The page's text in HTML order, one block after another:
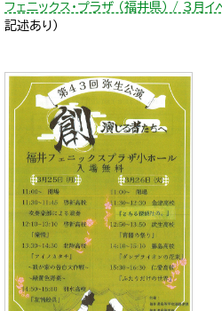
フェニックス・プラザ （福井県） / 3月イ
記述あり）